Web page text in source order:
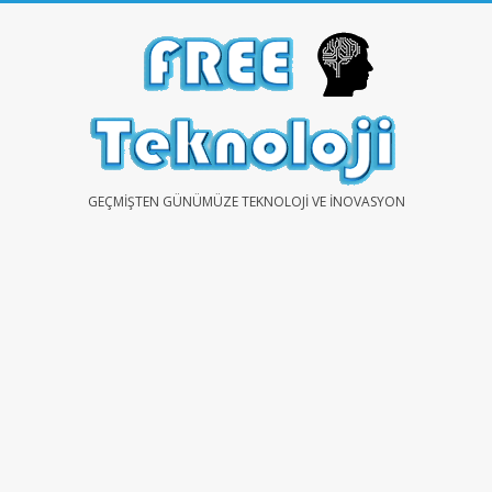
FREEGEÇMIŞTEN GÜNÜMÜZE TEKNOLOJI VE İNOVASYON